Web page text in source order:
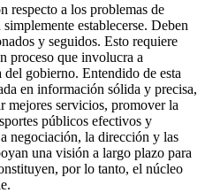
respecto a los problemas de
establecerse. Deben
y seguidos. Esto requiere
proceso que involucra a
gobierno. Entendido de esta
en información sólida y precisa,
mejores servicios, promover la
públicos efectivos y
negociación, la dirección y las
una visión a largo plazo para
por lo tanto, el núcleo